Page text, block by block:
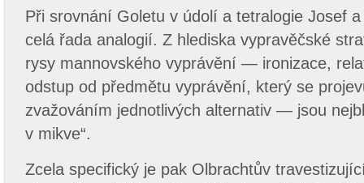
Při srovnání Goletu v údolí a tetralogie Josef
celá řada analogií. Z hlediska vypravěčské
rysy mannovského vyprávění — ironizace,
odstup od předmětu vyprávění, který se
zvažováním jednotlivých alternativ — jsou
v mikve“.
Zcela specifický je pak Olbrachtův